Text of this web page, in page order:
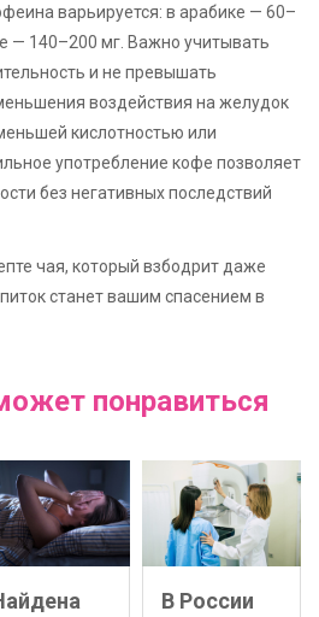
варьируется: в арабике — 60–
— 140–200 мг. Важно учитывать
и не превышать
воздействия на желудок
кислотностью или
употребление кофе позволяет
без негативных последствий
чая, который взбодрит даже
станет вашим спасением в
понравиться
В России